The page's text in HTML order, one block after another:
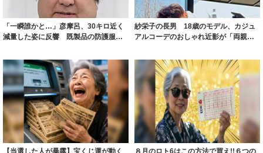
「一瞬誰かと…」彦摩呂、30キロ近く
減量した姿に反響 既製品の防護服が
紗栄子の長男 18歳のモデル、カジュ
アルコーデのおしゃれ近影が「両親の
【当選した人が暴露】宝くじ運が動く ８月のロト6はこの方法で買え!!６つの